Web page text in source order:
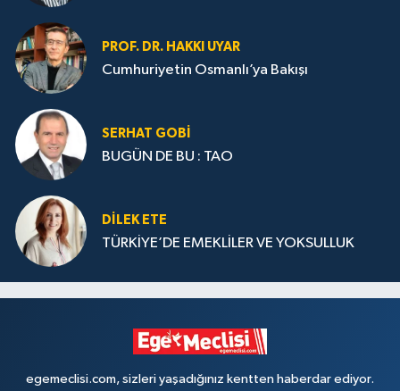
PROF. DR. HAKKI UYAR
Cumhuriyetin Osmanlı’ya Bakışı
SERHAT GOBİ
BUGÜN DE BU : TAO
DILEK ETE
TÜRKİYE’DE EMEKLİLER VE YOKSULLUK
egemeclisi.com, sizleri yaşadığınız kentten haberdar ediyor.